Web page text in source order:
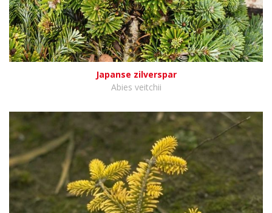
Japanse zilverspar
Abies veitchii